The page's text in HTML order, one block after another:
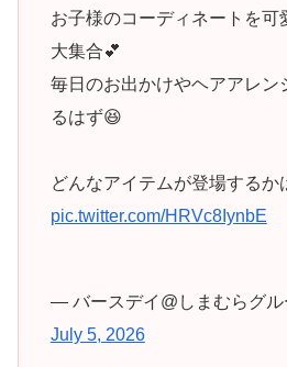
お子様のコーディネートを可
大集合💕
毎日のお出かけやヘアアレン
るはず😆
どんなアイテムが登場する
pic.twitter.com/HRVc8IynbE
— バースデイ@しまむらグル
July 5, 2026